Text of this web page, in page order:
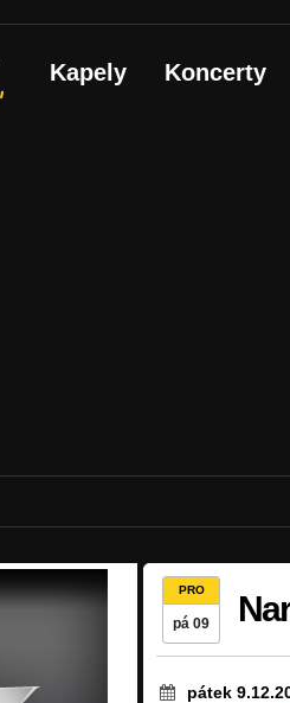
Kapely Koncerty
PRO
pá 09
pátek